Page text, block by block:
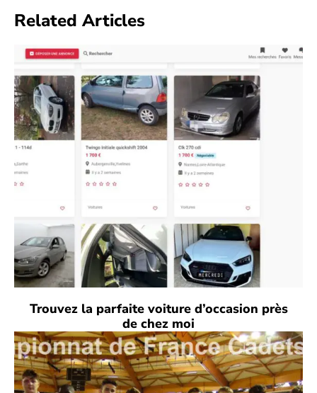
Related Articles
Trouvez la parfaite voiture d’occasion près
de chez moi